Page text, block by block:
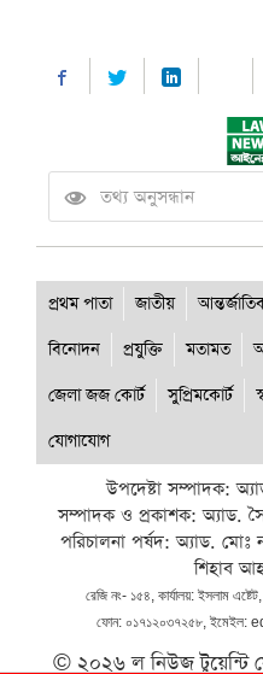
প্রথম পাতা জাতীয়
বিনোদন
প্রযুক্তি মতামত
জেলা জজ কোর্ট
সুপ্রিমকোর্ট
যোগাযোগ
উপদেষ্টা সম্পাদক:
সম্পাদক ও প্রকাশক: অ্যাড.
পরিচালনা পর্ষদ: অ্যাড.
শিহাব
রেজি নং- ১৫৪, কার্যালয়: ইসলাম
ফোন: ০১৭১২০৩৭২৫৮,
© ২০২৬ ল নিউজ টুয়েন্টি